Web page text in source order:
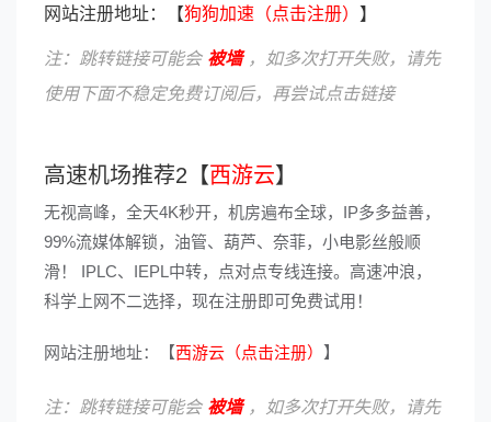
网站注册地址：【狗狗加速（点击注册） 】
注：跳转链接可能会 被墙，如多次打开失败，请先
使用下面不稳定免费订阅后，再尝试点击链接
高速机场推荐2【西游云】
无视高峰，全天4K秒开，机房遍布全球，IP多多益善，
99%流媒体解锁，油管、葫芦、奈菲，小电影丝般顺
滑！ IPLC、IEPL中转，点对点专线连接。高速冲浪，
科学上网不二选择，现在注册即可免费试用！
网站注册地址：【西游云（点击注册） 】
注：跳转链接可能会 被墙，如多次打开失败，请先